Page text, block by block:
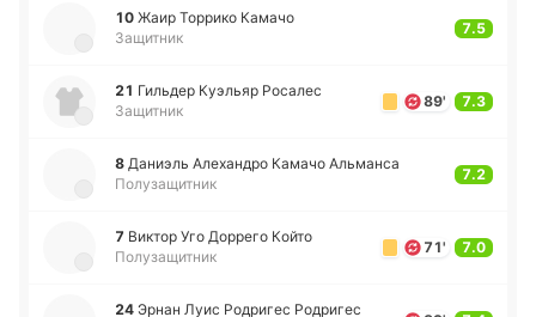
10 Жаир То­рри­ко Камачо
Защитник
7.5
21 Ги­льдер Куэ­льяр Ро­са­лес
Защитник
89' 7.3
8 Да­ниэль Але­ха­ндро Камачо Альма­нса
Полузащитник
7.2
7 Виктор Уго До­рре­го Който
Полузащитник
71' 7.0
24 Эрнан Луис Ро­дри­гес Ро­дри­гес